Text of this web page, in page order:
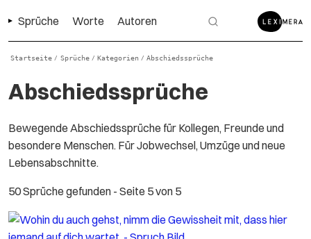
Sprüche Worte Autoren
Startseite / Sprüche / Kategorien / Abschiedssprüche
Abschiedssprüche
Bewegende Abschiedssprüche für Kollegen, Freunde und
besondere Menschen. Für Jobwechsel, Umzüge und neue
Lebensabschnitte.
50 Sprüche gefunden - Seite 5 von 5